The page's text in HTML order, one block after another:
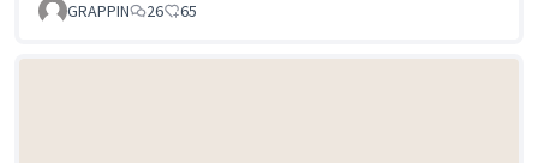
GRAPPIN 26 65